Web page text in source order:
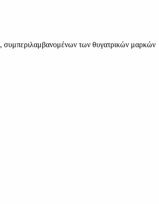
των θυγατρικών μαρκών